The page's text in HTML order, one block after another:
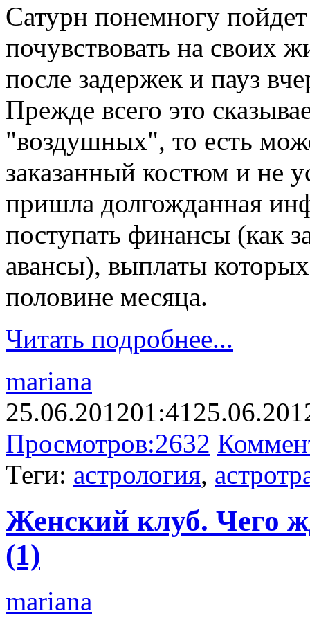
Сатурн понемногу
почувствовать на своих
после задержек и пауз
Прежде всего это
"воздушных", то есть
заказанный костюм и не
пришла долгожданная
поступать финансы (как
авансы), выплаты
половине месяца.
Читать подробнее...
mariana
25.06.201201:41
Просмотров:2632
Теги: астрология,
Женский клуб. Чего
(1)
mariana